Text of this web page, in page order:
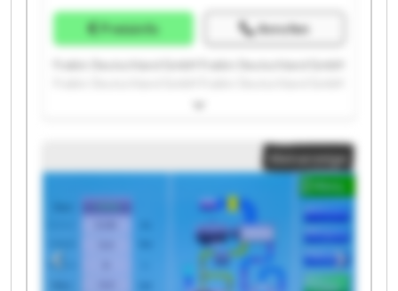
Preisinfo Anrufen
Fraikin Deutschland GmbH Fraikin Deutschland GmbH
Fraikin Deutschland GmbH Fraikin Deutschland GmbH
Fraikin Deutschland GmbH Fraikin Deutschland GmbH
Fraikin Deutschland GmbH Fraikin Deutschland GmbH
Fraikin Deutschland GmbH Fraikin Deutschland GmbH
Fraikin Deutschland GmbH Fraikin Deutschland GmbH
Fraikin Deutschland GmbH Fraikin Deutschland GmbH
Kleinanzeige